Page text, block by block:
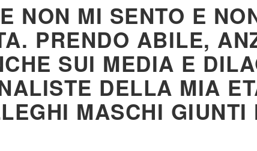
NON MI SENTO E
PRENDO ABILE,
SUI MEDIA E
DELLA MIA
MASCHI GIUNTI